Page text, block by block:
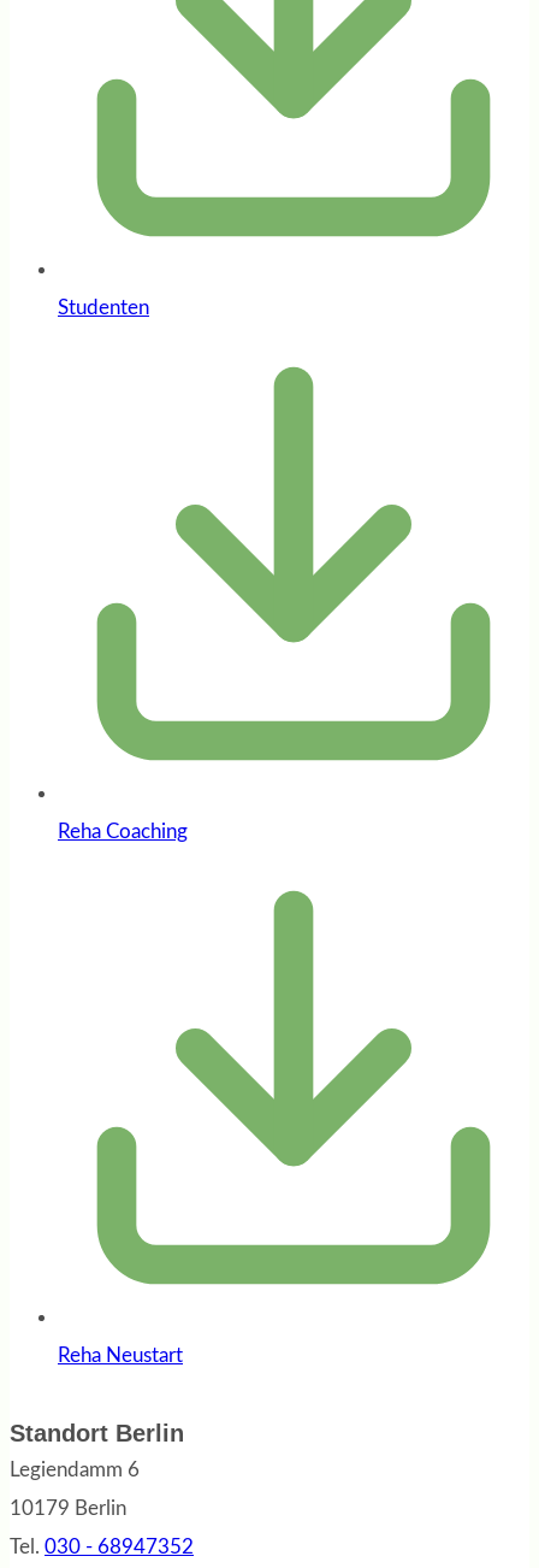
Studenten
Reha Coaching
Reha Neustart
Standort Berlin
Legiendamm 6
10179 Berlin
Tel. 030 - 68947352